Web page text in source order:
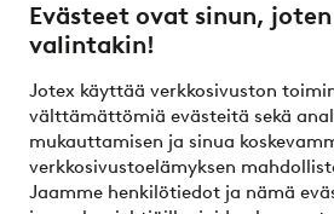
Evästeet ovat sinun,
valintakin!
Jotex käyttää verkkosivuston
välttämättömiä evästeitä sekä
mukauttamisen ja sinua
verkkosivustoelämyksen
Jaamme henkilötiedot ja nämä
Ehdot
Ystävät